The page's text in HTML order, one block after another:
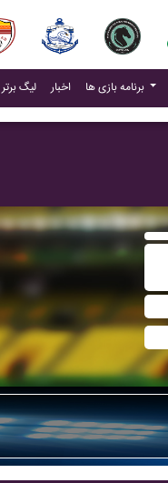
لیگ برتر اخبار(current) برنامه بازی ها